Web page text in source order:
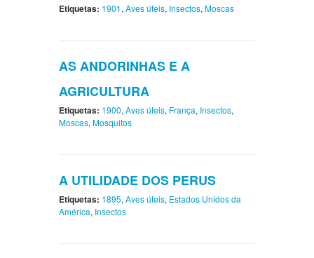
Etiquetas: 1901, Aves úteis, Insectos, Moscas
AS ANDORINHAS E A
AGRICULTURA
Etiquetas: 1900, Aves úteis, França, Insectos,
Moscas, Mosquitos
A UTILIDADE DOS PERUS
Etiquetas: 1895, Aves úteis, Estados Unidos da
América, Insectos